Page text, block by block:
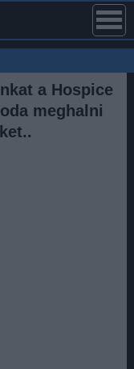
a Hospice
meghalni